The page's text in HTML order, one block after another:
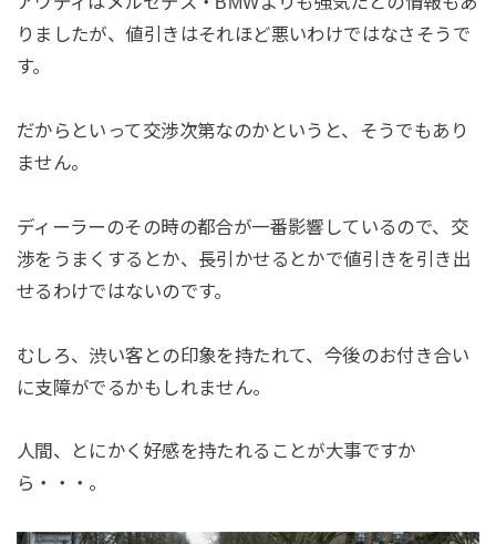
りましたが、値引きはそれほど悪いわけではなさそうで
す。
だからといって交渉次第なのかというと、そうでもあり
ません。
ディーラーのその時の都合が一番影響しているので、交
渉をうまくするとか、長引かせるとかで値引きを引き出
せるわけではないのです。
むしろ、渋い客との印象を持たれて、今後のお付き合い
に支障がでるかもしれません。
人間、とにかく好感を持たれることが大事ですか
ら・・・。